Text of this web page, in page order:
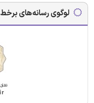
لوگوی رسانه‌های برخط